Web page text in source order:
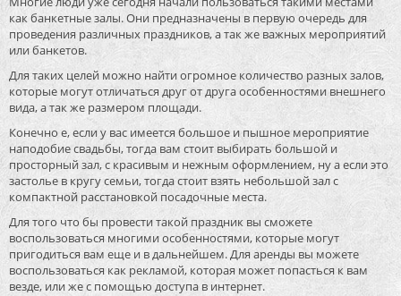
как банкетные залы. Они предназначены в первую очередь для
проведения различных праздников, а так же важных мероприятий
или банкетов.
Для таких целей можно найти огромное количество разных залов,
которые могут отличаться друг от друга особенностями внешнего
вида, а так же размером площади.
Конечно е, если у вас имеется большое и пышное мероприятие
наподобие свадьбы, тогда вам стоит выбирать большой и
просторный зал, с красивым и нежным оформлением, ну а если это
застолье в кругу семьи, тогда стоит взять небольшой зал с
компактной расстановкой посадочные места.
Для того что бы провести такой праздник вы сможете
воспользоваться многими особенностями, которые могут
пригодиться вам еще и в дальнейшем. Для аренды вы можете
воспользоваться как рекламой, которая может попасться к вам
везде, или же с помощью доступа в интернет.